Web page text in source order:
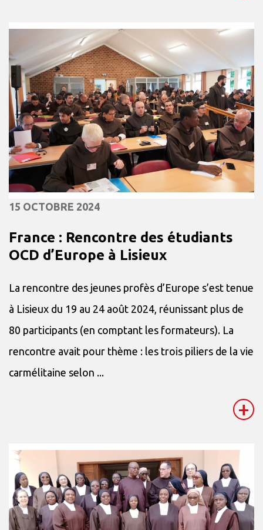
15 OCTOBRE 2024
France : Rencontre des étudiants
OCD d’Europe à Lisieux
La rencontre des jeunes profès d’Europe s’est tenue
à Lisieux du 19 au 24 août 2024, réunissant plus de
80 participants (en comptant les formateurs). La
rencontre avait pour thème : les trois piliers de la vie
carmélitaine selon ...
+